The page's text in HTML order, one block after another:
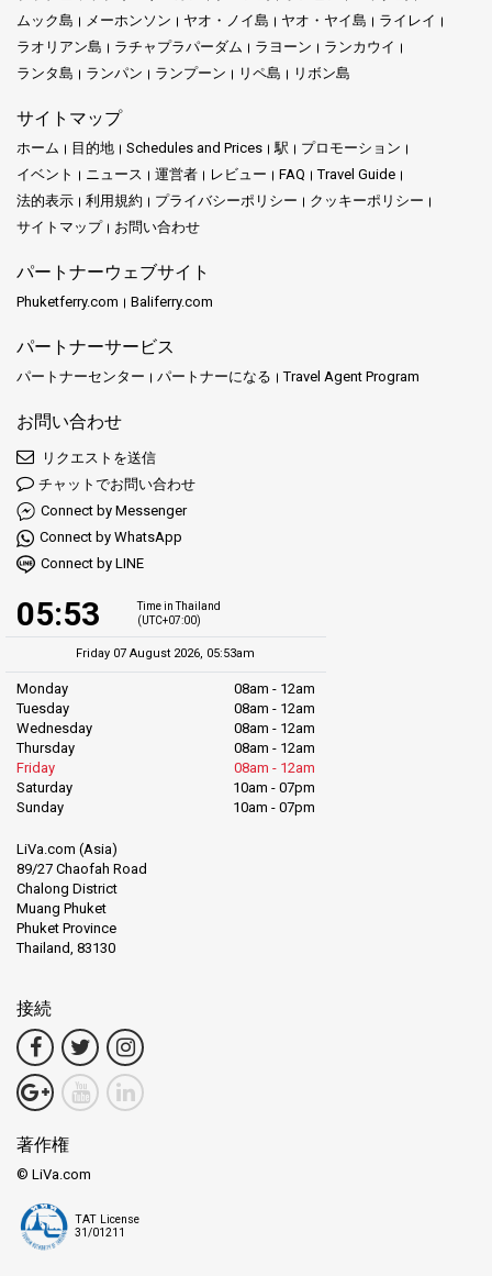
ムック島
メーホンソン ヤオ・ノイ島 ヤオ・ヤイ島
ライレイ
ラオリアン島
ラチャプラパーダム ラヨーン
ランカウイ
ランタ島
ランパン ランプーン リペ島 リボン島
サイトマップ
ホーム 目的地 Schedules and Prices 駅
プロモーション
イベント
ニュース 運営者 レビュー FAQ
Travel Guide
法的表示
利用規約 プライバシーポリシー
クッキーポリシー
サイトマップ
お問い合わせ
パートナーウェブサイト
Phuketferry.com Baliferry.com
パートナーサービス
パートナーセンター パートナーになる Travel Agent Program
お問い合わせ
リクエストを送信
チャットでお問い合わせ
Connect by Messenger
Connect by WhatsApp
Connect by LINE
05:53
Time in Thailand
(UTC+07:00)
Friday 07 August 2026, 05:53am
Monday
08am - 12am
Tuesday
08am - 12am
Wednesday
08am - 12am
Thursday
08am - 12am
Friday
08am - 12am
Saturday
10am - 07pm
Sunday
10am - 07pm
LiVa.com (Asia)
89/27 Chaofah Road
Chalong District
Muang Phuket
Phuket Province
Thailand, 83130
接続
著作権
© LiVa.com
TAT License
31/01211